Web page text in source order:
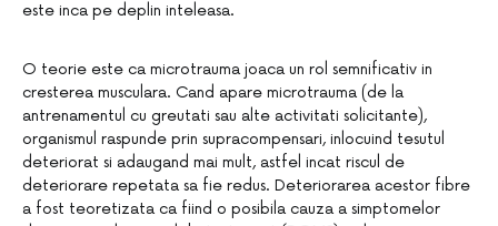
este inca pe deplin inteleasa.
O teorie este ca microtrauma joaca un rol semnificativ in
cresterea musculara. Cand apare microtrauma (de la
antrenamentul cu greutati sau alte activitati solicitante),
organismul raspunde prin supracompensari, inlocuind tesutul
deteriorat si adaugand mai mult, astfel incat riscul de
deteriorare repetata sa fie redus. Deteriorarea acestor fibre
a fost teoretizata ca fiind o posibila cauza a simptomelor